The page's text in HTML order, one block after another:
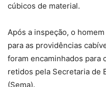
cúbicos de material.
Após a inspeção, o
para as providências
foram encaminhados para
retidos pela Secretaria de
(Sema).